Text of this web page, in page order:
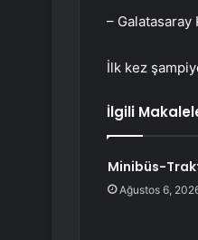
– Galatasaray
İlk kez
İlgili
Minibüs-
Ağustos 6,